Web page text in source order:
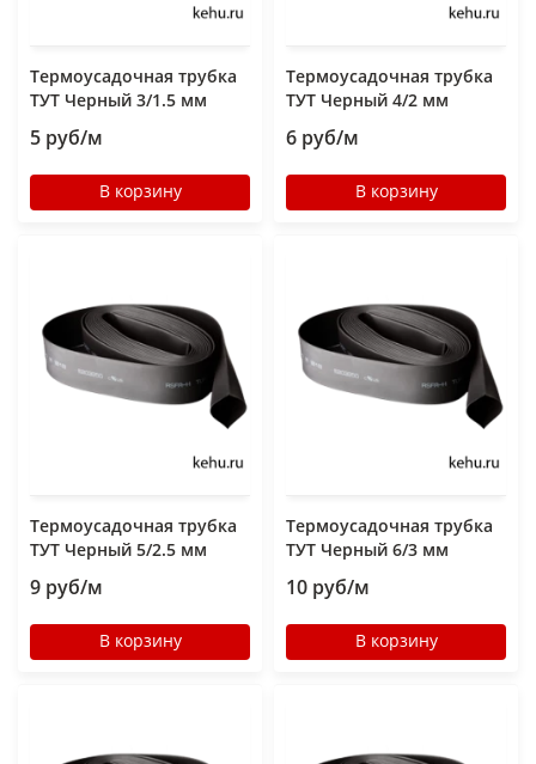
Термоусадочная трубка
ТУТ Черный 3/1.5 мм
5 руб/м
В корзину
Термоусадочная трубка
ТУТ Черный 4/2 мм
6 руб/м
В корзину
Термоусадочная трубка
ТУТ Черный 5/2.5 мм
9 руб/м
В корзину
Термоусадочная трубка
ТУТ Черный 6/3 мм
10 руб/м
В корзину